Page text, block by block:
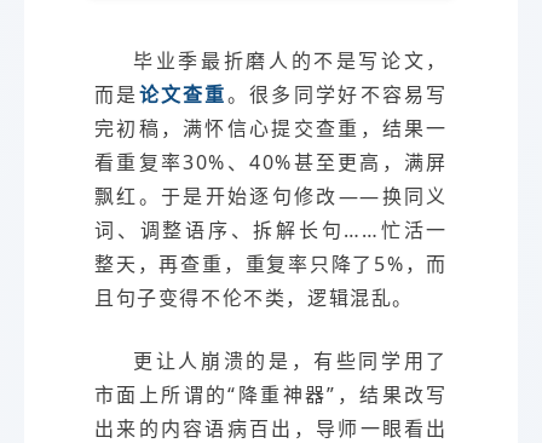
毕业季最折磨人的不是写论文，
而是论文查重。很多同学好不容易写
完初稿，满怀信心提交查重，结果一
看重复率30%、40%甚至更高，满屏
飘红。于是开始逐句修改——换同义
词、调整语序、拆解长句……忙活一
整天，再查重，重复率只降了5%，而
且句子变得不伦不类，逻辑混乱。
更让人崩溃的是，有些同学用了
市面上所谓的“降重神器”，结果改写
出来的内容语病百出，导师一眼看出